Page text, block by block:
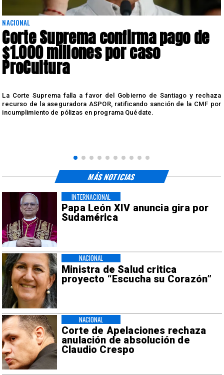
NACIONAL
Corte Suprema confirma pago de
$1.000 millones por caso
ProCultura
La Corte Suprema falla a favor del Gobierno de Santiago y rechaza
recurso de la aseguradora ASPOR, ratificando sanción de la CMF por
incumplimiento de pólizas en programa Quédate.
Papa León XIV anuncia gira por
Sudamérica
INTERNACIONAL
Ministra de Salud critica
proyecto “Escucha su Corazón”
NACIONAL
Corte de Apelaciones rechaza
anulación de absolución de
Claudio Crespo
NACIONAL
MÁS NOTICIAS